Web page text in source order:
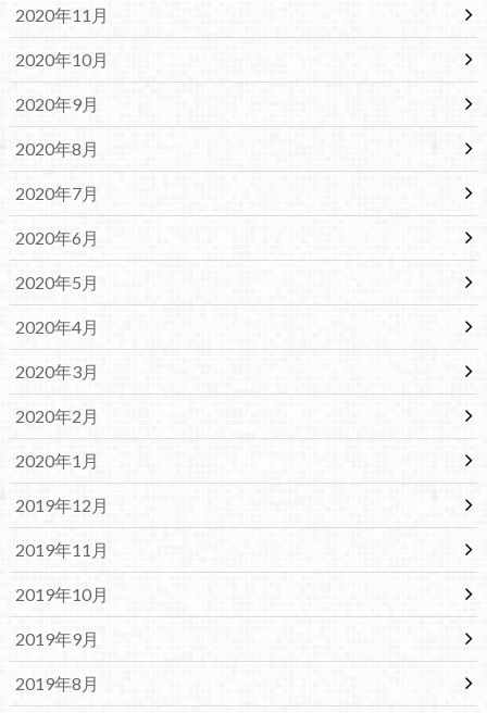
2020年11月
2020年10月
2020年9月
2020年8月
2020年7月
2020年6月
2020年5月
2020年4月
2020年3月
2020年2月
2020年1月
2019年12月
2019年11月
2019年10月
2019年9月
2019年8月